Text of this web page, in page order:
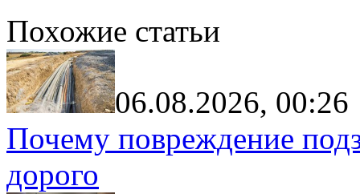
Похожие статьи
06.08.2026, 00:26
Почему повреждение
дорого